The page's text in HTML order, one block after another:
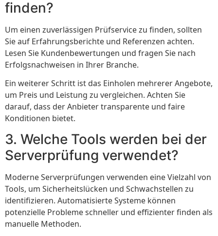
finden?
Um einen zuverlässigen Prüfservice zu finden, sollten
Sie auf Erfahrungsberichte und Referenzen achten.
Lesen Sie Kundenbewertungen und fragen Sie nach
Erfolgsnachweisen in Ihrer Branche.
Ein weiterer Schritt ist das Einholen mehrerer Angebote,
um Preis und Leistung zu vergleichen. Achten Sie
darauf, dass der Anbieter transparente und faire
Konditionen bietet.
3. Welche Tools werden bei der
Serverprüfung verwendet?
Moderne Serverprüfungen verwenden eine Vielzahl von
Tools, um Sicherheitslücken und Schwachstellen zu
identifizieren. Automatisierte Systeme können
potenzielle Probleme schneller und effizienter finden als
manuelle Methoden.